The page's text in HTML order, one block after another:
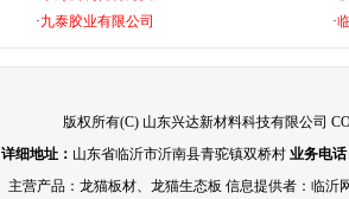
·九泰胶业有限公司 ·
版权所有(C) 山东兴达新材料科技有限公司
详细地址： 山东省临沂市沂南县青驼镇双桥村 业务电话
主营产品： 龙猫板材、 龙猫生态板 信息提供者： 临沂